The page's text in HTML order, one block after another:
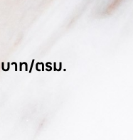
าท/ตรม.